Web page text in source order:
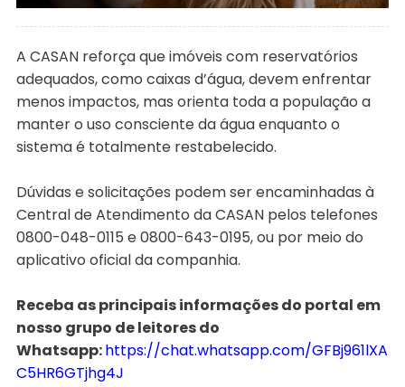
A CASAN reforça que imóveis com reservatórios
adequados, como caixas d’água, devem enfrentar
menos impactos, mas orienta toda a população a
manter o uso consciente da água enquanto o
sistema é totalmente restabelecido.
Dúvidas e solicitações podem ser encaminhadas à
Central de Atendimento da CASAN pelos telefones
0800-048-0115 e 0800-643-0195, ou por meio do
aplicativo oficial da companhia.
Receba as principais informações do portal em
nosso grupo de leitores do
Whatsapp:https://chat.whatsapp.com/GFBj961lXA
C5HR6GTjhg4J